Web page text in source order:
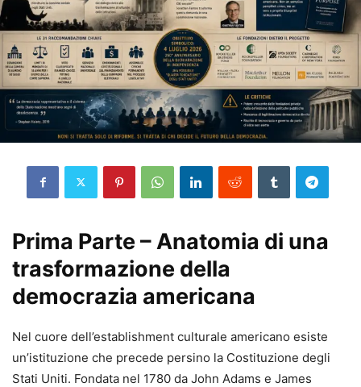
Prima Parte – Anatomia di una
trasformazione della
democrazia americana
Nel cuore dell’establishment culturale americano esiste
un’istituzione che precede persino la Costituzione degli
Stati Uniti. Fondata nel 1780 da John Adams e James